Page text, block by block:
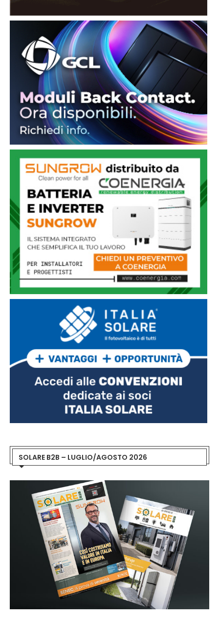
SOLARE B2B – LUGLIO/AGOSTO 2026